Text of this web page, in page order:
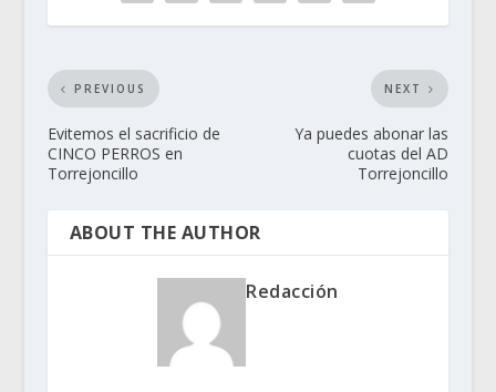
PREVIOUS
Evitemos el sacrificio de
CINCO PERROS en
Torrejoncillo
NEXT
Ya puedes abonar las
cuotas del AD
Torrejoncillo
ABOUT THE AUTHOR
Redacción